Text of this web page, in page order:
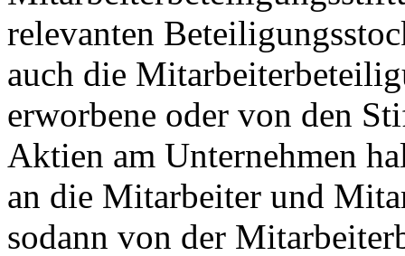
relevanten
auch die
erworbene oder von den
Aktien am Unternehmen
an die Mitarbeiter und
sodann von der